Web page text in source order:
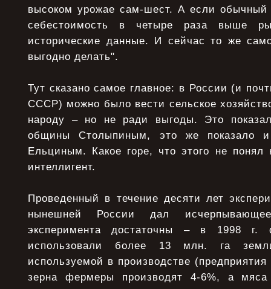
высоком урожае сам-шест. А если обычный
себестоимость в четыре раза выше
исторические данные. И сейчас то же
выгодно делать".
Тут сказано самое главное: в России (и
СССР) можно было вести сельское
народу – но не ради выгоды. Это
общины Столыпиным, это же показало и
Ельциным. Какое горе, что этого не понял
интеллигент.
Проведенный в течение десяти лет
нынешней России дал
эксперимента достаточны – в 1998 г.
использовали более 13 млн. га
используемой в производстве
зерна фермеры производят 4-6%, а